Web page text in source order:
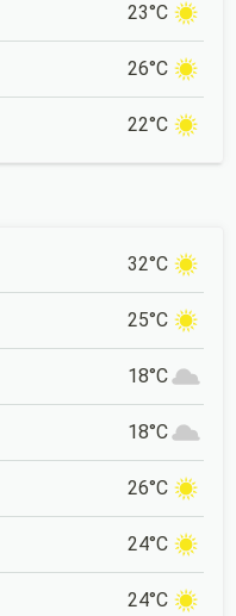
23°C
26°C
22°C
32°C
25°C
18°C
18°C
26°C
24°C
24°C